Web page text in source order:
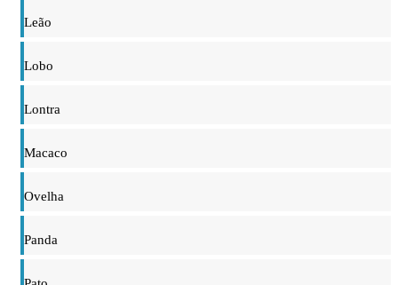
Leão
Lobo
Lontra
Macaco
Ovelha
Panda